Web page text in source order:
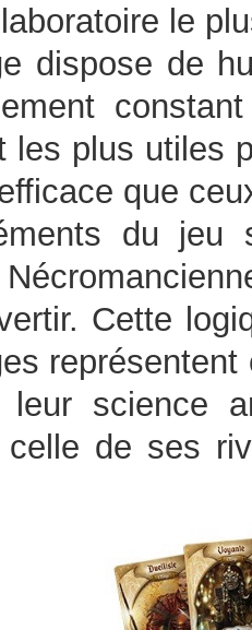
le
dispose de
les plus utiles
que
du jeu
Cette
leur science
celle de ses